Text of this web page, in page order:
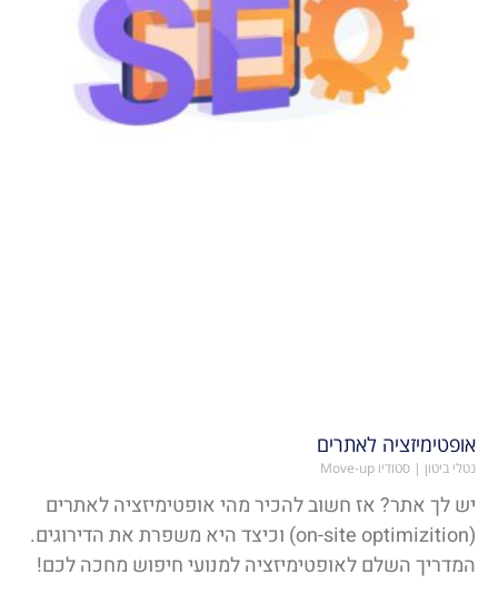
אופטימיזציה לאתרים
נטלי ביטון | סטודיו Move-up
יש לך אתר? אז חשוב להכיר מהי אופטימיזציה לאתרים
(on-site optimizition) וכיצד היא משפרת את הדירוגים.
המדריך השלם לאופטימיזציה למנועי חיפוש מחכה לכם!